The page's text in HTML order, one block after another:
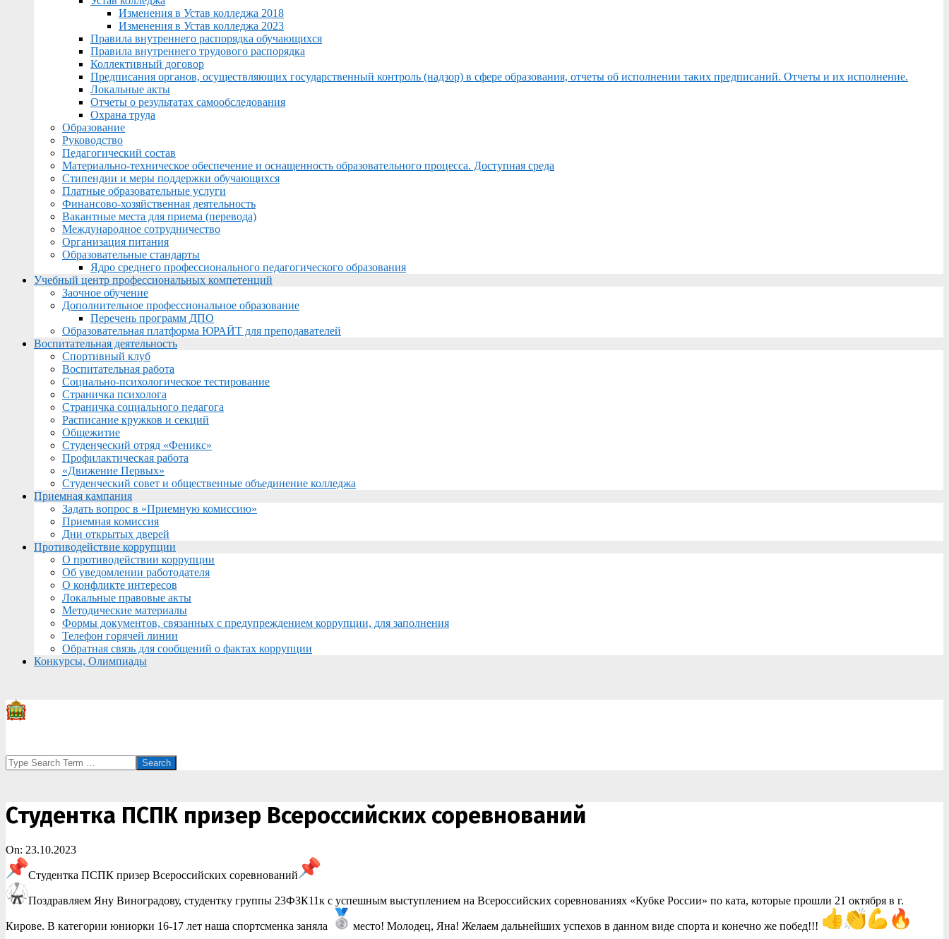
Изменения в Устав колледжа 2018
Изменения в Устав колледжа 2023
Правила внутреннего распорядка обучающихся
Правила внутреннего трудового распорядка
Коллективный договор
Предписания органов, осуществляющих государственный контроль (надзор) в сфере образования, отчеты об исполнении таких предписаний. Отчеты и их исполнение.
Локальные акты
Отчеты о результатах самообследования
Охрана труда
Образование
Руководство
Педагогический состав
Материально-техническое обеспечение и оснащенность образовательного процесса. Доступная среда
Стипендии и меры поддержки обучающихся
Платные образовательные услуги
Финансово-хозяйственная деятельность
Вакантные места для приема (перевода)
Международное сотрудничество
Организация питания
Образовательные стандарты
Ядро среднего профессионального педагогического образования
Учебный центр профессиональных компетенций
Заочное обучение
Дополнительное профессиональное образование
Перечень программ ДПО
Образовательная платформа ЮРАЙТ для преподавателей
Воспитательная деятельность
Спортивный клуб
Воспитательная работа
Социально-психологическое тестирование
Страничка психолога
Страничка социального педагога
Расписание кружков и секций
Общежитие
Студенческий отряд «Феникс»
Профилактическая работа
«Движение Первых»
Студенческий совет и общественные объединение колледжа
Приемная кампания
Задать вопрос в «Приемную комиссию»
Приемная комиссия
Дни открытых дверей
Противодействие коррупции
О противодействии коррупции
Об уведомлении работодателя
О конфликте интересов
Локальные правовые акты
Методические материалы
Формы документов, связанных с предупреждением коррупции, для заполнения
Телефон горячей линии
Обратная связь для сообщений о фактах коррупции
Конкурсы, Олимпиады
Search
Студентка ПСПК призер Всероссийских соревнований
On: 23.10.2023
Студентка ПСПК призер Всероссийских соревнований
Поздравляем Яну Виноградову, студентку группы 23ФЗК11к с успешным выступлением на Всероссийских соревнованиях «Кубке России» по ката, которые прошли 21 октября в г.
Кирове. В категории юниорки 16-17 лет наша спортсменка заняла место! Молодец, Яна! Желаем дальнейших успехов в данном виде спорта и конечно же побед!!!